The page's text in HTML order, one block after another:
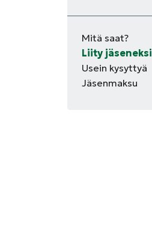
Mitä saat?
Liity jäseneksi
Usein kysyttyä
Jäsenmaksu